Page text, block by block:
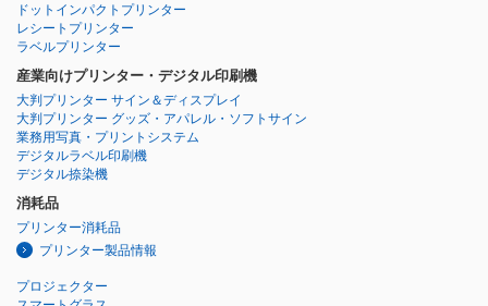
ドットインパクトプリンター
レシートプリンター
ラベルプリンター
産業向けプリンター・デジタル印刷機
大判プリンター サイン＆ディスプレイ
大判プリンター グッズ・アパレル・ソフトサイン
業務用写真・プリントシステム
デジタルラベル印刷機
デジタル捺染機
消耗品
プリンター消耗品
プリンター製品情報
プロジェクター